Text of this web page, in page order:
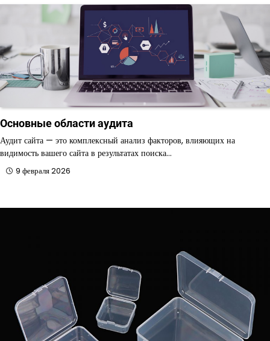
Основные области аудита
Аудит сайта — это комплексный анализ факторов, влияющих на
видимость вашего сайта в результатах поиска…
9 февраля 2026